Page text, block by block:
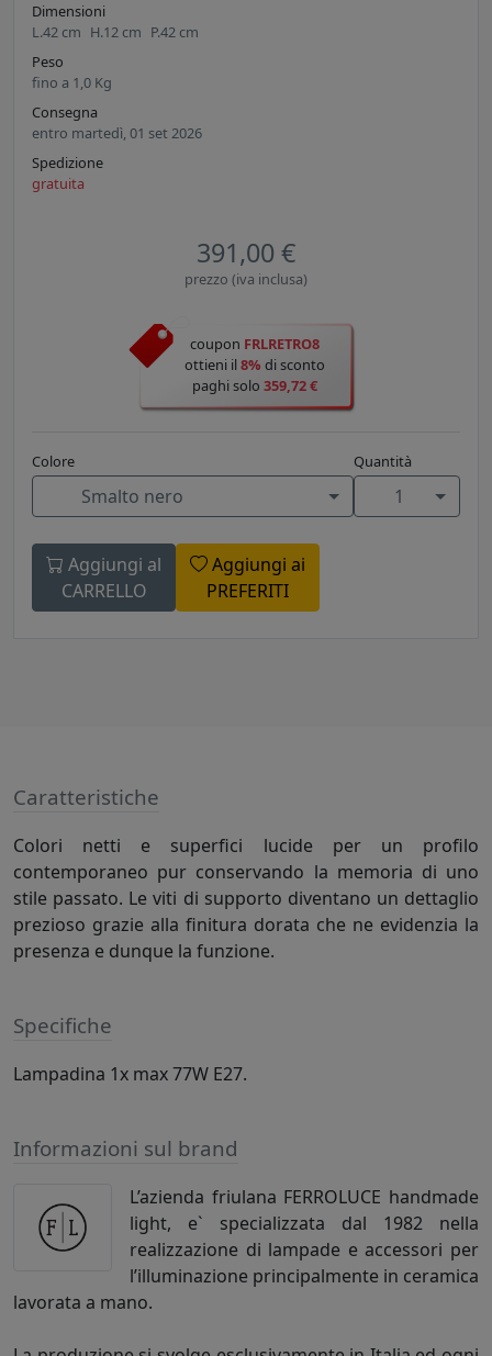
Dimensioni
L.42 cm H.12 cm P.42 cm
Peso
fino a 1,0 Kg
Consegna
entro martedì, 01 set 2026
Spedizione
gratuita
391,00 €
prezzo (iva inclusa)
coupon FRLRETRO8
ottieni il8% di sconto
paghi solo 359,72 €
Colore
Smalto nero
Quantità
1
Aggiungi al
CARRELLO
Aggiungi ai
PREFERITI
Caratteristiche
Colori netti e superfici lucide per un profilo
contemporaneo pur conservando la memoria di uno
stile passato. Le viti di supporto diventano un dettaglio
prezioso grazie alla finitura dorata che ne evidenzia la
presenza e dunque la funzione.
Specifiche
Lampadina 1x max 77W E27.
Informazioni sul brand
L’azienda friulana FERROLUCE handmade
light, e` specializzata dal 1982 nella
realizzazione di lampade e accessori per
l’illuminazione principalmente in ceramica
lavorata a mano.